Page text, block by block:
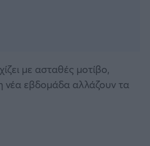
με ασταθές μοτίβο,
εβδομάδα αλλάζουν τα